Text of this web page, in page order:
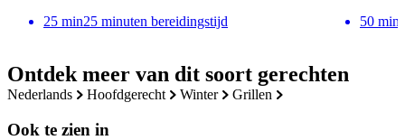
Ontdek meer van dit soort gerechten
nederlands hoofdgerecht winter grillen
Ook te zien in
25 min25 minuten bereidingstijd
50 min